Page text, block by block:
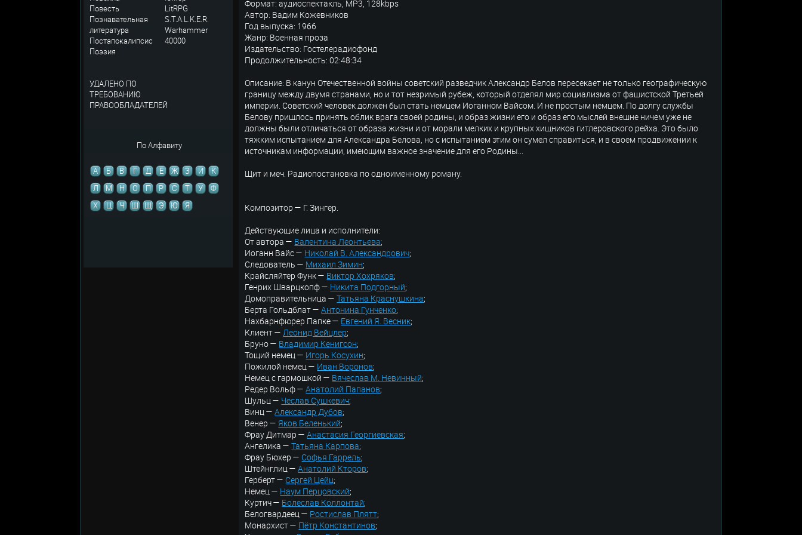
Повесть
Познавательная
литература
Постапокалипсис
Поэзия
УДАЛЕНО ПО
ТРЕБОВАНИЮ
ПРАВООБЛАДАТЕЛЕЙ
LitRPG
S.T.A.L.K.E.R.
Warhammer
40000
По Алфавиту
А Б В Г Д Е Ж З И
К
Л
М Н О П Р С Т У
Ф
Х
Ц Ч Ш Щ Э Ю Я
Формат: аудиоспектакль, MP3, 128kbps
Автор: Вадим Кожевников
Год выпуска: 1966
Жанр: Военная проза
Издательство: Гостелерадиофонд
Продолжительность: 02:48:34
Описание: В канун Отечественной войны советский разведчик Александр Белов пересекает не только географическую
границу между двумя странами, но и тот незримый рубеж, который отделял мир социализма от фашистской Третьей
империи. Советский человек должен был стать немцем Иоганном Вайсом. И не простым немцем. По долгу службы
Белову пришлось принять облик врага своей родины, и образ жизни его и образ его мыслей внешне ничем уже не
должны были отличаться от образа жизни и от морали мелких и крупных хищников гитлеровского рейха. Это было
тяжким испытанием для Александра Белова, но с испытанием этим он сумел справиться, и в своем продвижении к
источникам информации, имеющим важное значение для его Родины...
Щит и меч. Радиопостановка по одноименному роману.
Композитор — Г. Зингер.
Действующие лица и исполнители:
От автора — Валентина Леонтьева;
Иоганн Вайс — Николай В. Александрович;
Следователь — Михаил Зимин;
Крайсляйтер Функ — Виктор Хохряков;
Генрих Шварцкопф — Никита Подгорный;
Домоправительница —Татьяна Краснушкина;
Берта Гольдблат —Антонина Гунченко;
Нахбарнфюрер Папке — Евгений Я. Весник;
Клиент —Леонид Вейцлер;
Бруно — Владимир Кенигсон;
Тощий немец — Игорь Косухин;
Пожилой немец — Иван Воронов;
Немец с гармошкой — Вячеслав М. Невинный;
Редер Вольф —Анатолий Папанов;
Шульц — Чеслав Сушкевич;
Винц —Александр Дубов;
Венер —Яков Беленький;
Фрау Дитмар —Анастасия Георгиевская;
Ангелика —Татьяна Карпова;
Фрау Бюхер — Софья Гаррель;
Штейнглиц —Анатолий Кторов;
Герберт — Сергей Цейц;
Немец — Наум Перцовский;
Куртич — Болеслав Коллонтай;
Белогвардеец — Ростислав Плятт;
Монархист — Пётр Константинов;